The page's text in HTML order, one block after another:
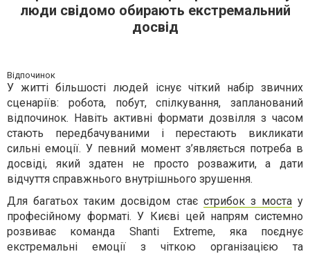
люди свідомо обирають екстремальний
досвід
Відпочинок
У житті більшості людей існує чіткий набір звичних
сценаріїв: робота, побут, спілкування, запланований
відпочинок. Навіть активні формати дозвілля з часом
стають передбачуваними і перестають викликати
сильні емоції. У певний момент з’являється потреба в
досвіді, який здатен не просто розважити, а дати
відчуття справжнього внутрішнього зрушення.
Для багатьох таким досвідом стає стрибок з мостау
професійному форматі. У Києві цей напрям системно
розвиває команда Shanti Extreme, яка поєднує
екстремальні емоції з чіткою організацією та